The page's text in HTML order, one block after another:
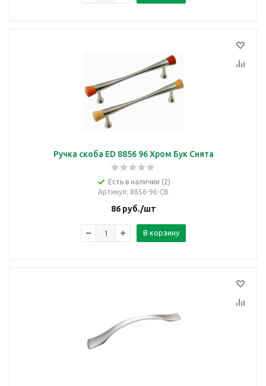
Ручка скоба ED 8856 96 Хром Бук Снята
Есть в наличии (2)
Артикул: 8856-96-CB
86руб./шт
В корзину